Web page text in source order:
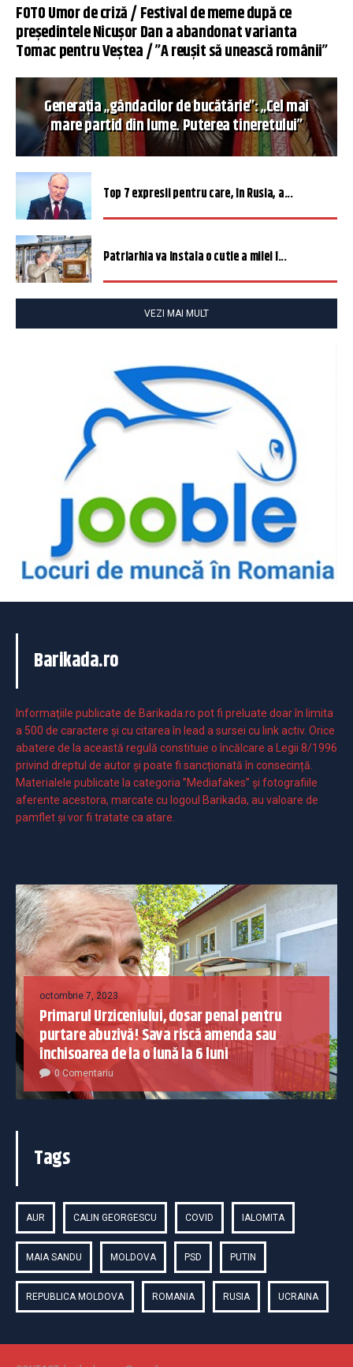
FOTO Umor de criză / Festival de meme după ce
președintele Nicușor Dan a abandonat varianta
Tomac pentru Veștea / ”A reușit să unească românii”
Generația „gândacilor de bucătărie”: „Cel mai
mare partid din lume. Puterea tineretului”
Top 7 expresii pentru care, în Rusia, a...
Patriarhia va instala o cutie a milei î...
VEZI MAI MULT
Barikada.ro
Informaţiile publicate de Barikada.ro pot fi preluate doar în limita
a 500 de caractere şi cu citarea în lead a sursei cu link activ. Orice
abatere de la această regulă constituie o încălcare a Legii 8/1996
privind dreptul de autor și poate fi sancționată în consecință.
Materialele publicate la categoria ”Mediafakes” și fotografiile
aferente acestora, marcate cu logoul Barikada, au valoare de
pamflet și vor fi tratate ca atare.
octombrie 7, 2023
Primarul Urziceniului, dosar penal pentru
purtare abuzivă! Sava riscă amenda sau
închisoarea de la o lună la 6 luni
0 Comentariu
Tags
AUR CALIN GEORGESCU COVID IALOMITA
MAIA SANDU MOLDOVA PSD PUTIN
REPUBLICA MOLDOVA ROMANIA RUSIA UCRAINA